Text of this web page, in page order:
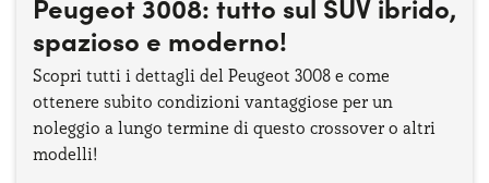
spazioso e moderno!
Scopri tutti i dettagli del Peugeot 3008 e come
ottenere subito condizioni vantaggiose per un
noleggio a lungo termine di questo crossover o altri
modelli!